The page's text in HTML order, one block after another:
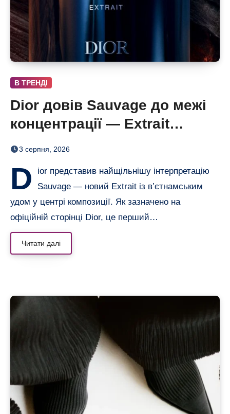
В ТРЕНДІ
Dior довів Sauvage до межі
концентрації — Extrait
дозріває 42 дні
3 серпня, 2026
D
ior представив найщільнішу інтерпретацію
Sauvage — новий Extrait із в’єтнамським
удом у центрі композиції. Як зазначено на
офіційній сторінці Dior, це перший…
Читати далі